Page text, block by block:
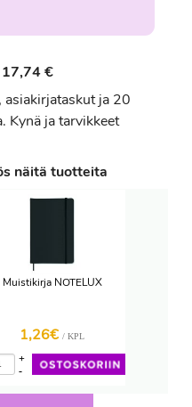
€
asiakirjataskut ja 20
Kynä ja tarvikkeet
näitä tuotteita
Muistikirja NOTELUX
1,26€ / KPL
-
+